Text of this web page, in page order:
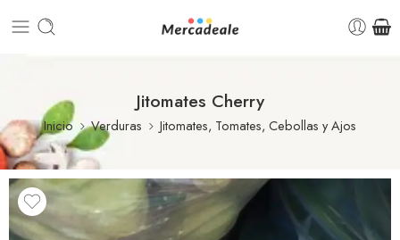
Jitomates Cherry
Inicio Verduras Jitomates, Tomates, Cebollas y Ajos